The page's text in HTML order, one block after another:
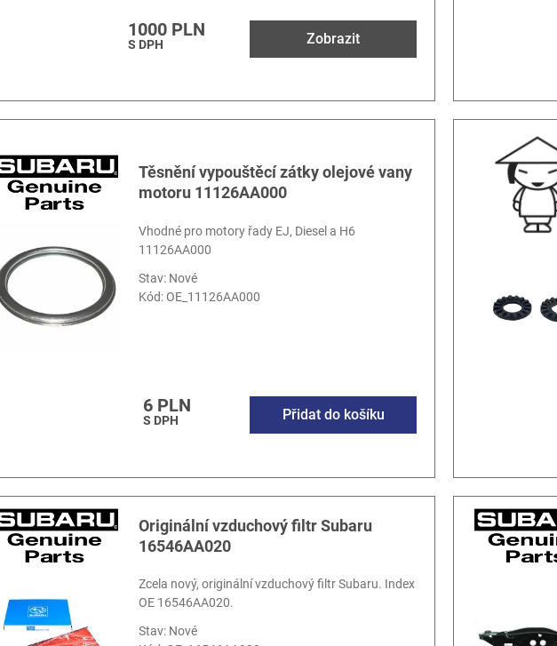
1000 PLN
S DPH Zobrazit
Těsnění vypouštěcí zátky olejové vany
motoru 11126AA000
Vhodné pro motory řady EJ, Diesel a H6
11126AA000
Stav: Nové
Kód:OE_11126AA000
6 PLN
S DPH Přidat do košíku
Originální vzduchový filtr Subaru
16546AA020
Zcela nový, originální vzduchový filtr Subaru. Index
OE 16546AA020.
Stav: Nové